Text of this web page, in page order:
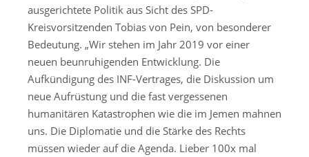
ausgerichtete Politik aus Sicht des SPD-
Kreisvorsitzenden Tobias von Pein, von besonderer
Bedeutung. „Wir stehen im Jahr 2019 vor einer
neuen beunruhigenden Entwicklung. Die
Aufkündigung des INF-Vertrages, die Diskussion um
neue Aufrüstung und die fast vergessenen
humanitären Katastrophen wie die im Jemen mahnen
uns. Die Diplomatie und die Stärke des Rechts
müssen wieder auf die Agenda. Lieber 100x mal